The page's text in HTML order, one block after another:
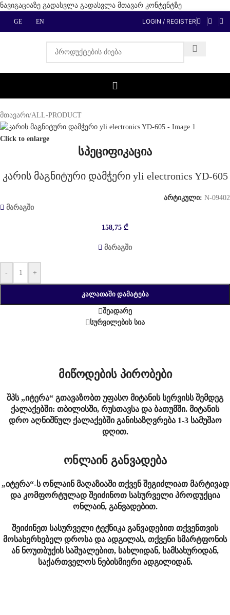
ნავიგაციაზე გადასვლა გადასვლა მთავარ კონტენტზე
GE EN LOGIN / REGISTER
მთავარი/ALL-PRODUCT
Click to enlarge
სპეციფიკაცია
კარის მაგნიტური დამჭერი yli electronics YD-605
არტიკული: N-09402
მარაგში
158,75 ₾
მარაგში
- +
ᲙᲐᲚᲐᲗᲐᲨᲘ ᲓᲐᲛᲐᲢᲔᲑᲐ
შეადარე
სურვილების სია
მიწოდების პირობები
შპს „იტერა“ გთავაზობთ უფასო მიტანის სერვისს შემდეგ
ქალაქებში: თბილისში, რუსთავსა და ბათუმში. მიტანის
დრო აღნიშნულ ქალაქებში განისაზღვრება 1-3 სამუშაო
დღით.
ონლაინ განვადება
„იტერა“-ს ონლაინ მაღაზიაში თქვენ შეგიძლიათ მარტივად
და კომფორტულად შეიძინოთ სასურველი პროდუქცია
ონლაინ, განვადებით.
შეიძინეთ სასურველი ტექნიკა განვადებით თქვენთვის
მოსახერხებელ დროსა და ადგილას, თქვენი სმარტფონის
ან ნოუთბუქის საშუალებით, სახლიდან, სამსახურიდან,
საქართველოს ნებისმიერი ადგილიდან.